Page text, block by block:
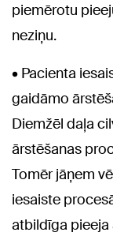
piemērotu
neziņu.
• Pacienta
gaidāmo
Diemžēl daļa
ārstēšanas
Tomēr jāņem
iesaiste
atbildīga pieeja